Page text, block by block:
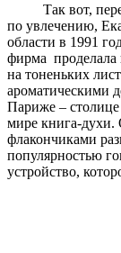
Так вот,
по увлечению,
области в 1991
фирма проделала
на тоненьких
ароматическими
Париже –
мире книга-духи.
флакончиками
популярностью
устройство,